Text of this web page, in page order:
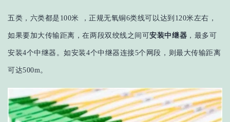
五类，六类都是100米 ，正规无氧铜6类线可以达到120米左右，
如果要加大传输距离，在两段双绞线之间可安装中继器 ，最多可
安装4个中继器。如安装4个中继器连接5个网段，则最大传输距离
可达500m。